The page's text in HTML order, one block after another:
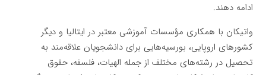
ادامه دهند.
واتیکان با همکاری مؤسسات آموزشی معتبر در ایتالیا و دیگر
کشورهای اروپایی، بورسیه‌هایی برای دانشجویان علاقه‌مند به
تحصیل در رشته‌های مختلف از جمله الهیات، فلسفه، حقوق